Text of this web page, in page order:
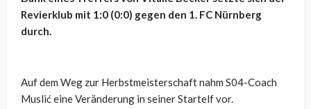
Revierklub mit 1:0 (0:0) gegen den 1. FC Nürnberg
durch.
Auf dem Weg zur Herbstmeisterschaft nahm S04-Coach
Muslić eine Veränderung in seiner Startelf vor.